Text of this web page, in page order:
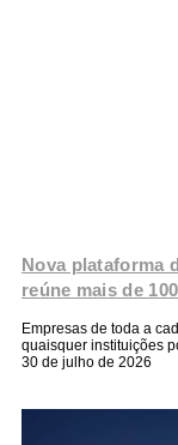
Nova plataforma
reúne mais de
Empresas de toda a
quaisquer instituições
30 de julho de 2026